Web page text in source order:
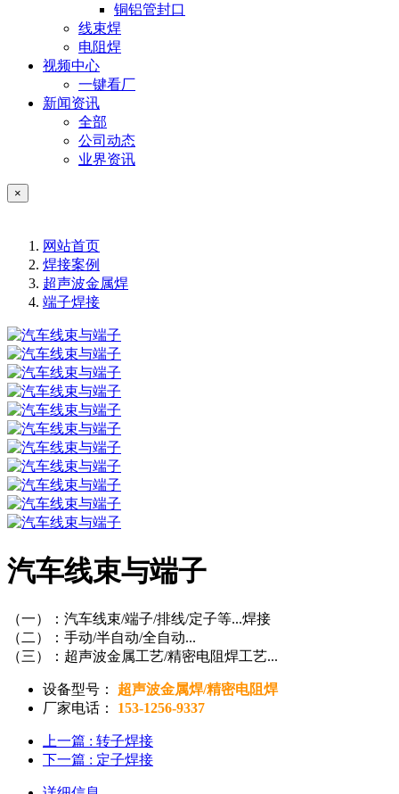
铜铝管封口
线束焊
电阻焊
视频中心
一键看厂
新闻资讯
全部
公司动态
业界资讯
×
网站首页
焊接案例
超声波金属焊
端子焊接
汽车线束与端子
（一）：汽车线束/端子/排线/定子等...焊接
（二）：手动/半自动/全自动...
（三）：超声波金属工艺/精密电阻焊工艺...
设备型号：
超声波金属焊/精密电阻焊
厂家电话：
153-1256-9337
上一篇 : 转子焊接
下一篇 : 定子焊接